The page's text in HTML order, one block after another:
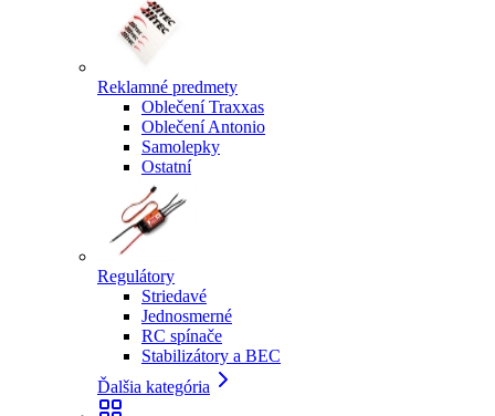
Reklamné predmety
Oblečení Traxxas
Oblečení Antonio
Samolepky
Ostatní
Regulátory
Striedavé
Jednosmerné
RC spínače
Stabilizátory a BEC
Ďalšia kategória